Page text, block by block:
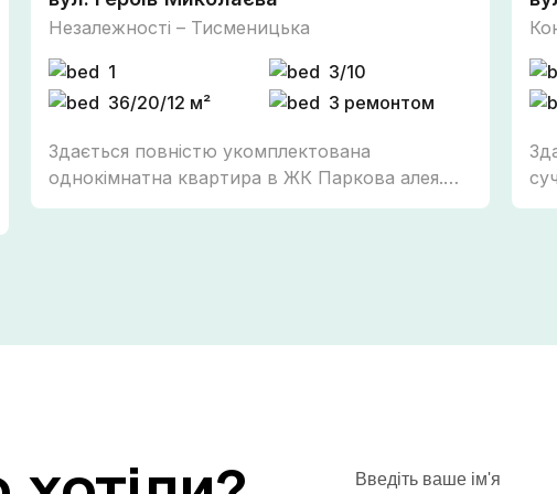
Незалежності – Тисменицька
1
3/10
36/20/12 м²
З ремонтом
Здається повністю укомплектована
однокімнатна квартира в ЖК Паркова алея.
ПЕРША ЗДАЧА Зручний третій поверх, є все
заселення для порядних людей без тварин та